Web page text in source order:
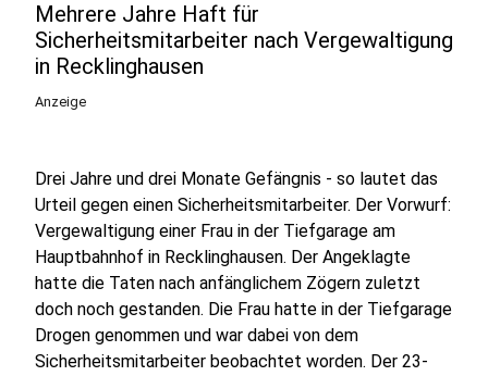
Mehrere Jahre Haft für
Sicherheitsmitarbeiter nach Vergewaltigung
in Recklinghausen
Anzeige
Drei Jahre und drei Monate Gefängnis - so lautet das
Urteil gegen einen Sicherheitsmitarbeiter. Der Vorwurf:
Vergewaltigung einer Frau in der Tiefgarage am
Hauptbahnhof in Recklinghausen. Der Angeklagte
hatte die Taten nach anfänglichem Zögern zuletzt
doch noch gestanden. Die Frau hatte in der Tiefgarage
Drogen genommen und war dabei von dem
Sicherheitsmitarbeiter beobachtet worden. Der 23-